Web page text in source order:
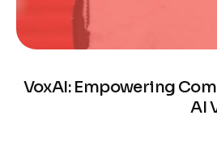
VoxAI: Empowering
AI